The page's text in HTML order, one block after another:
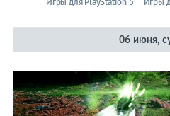
06 июня,